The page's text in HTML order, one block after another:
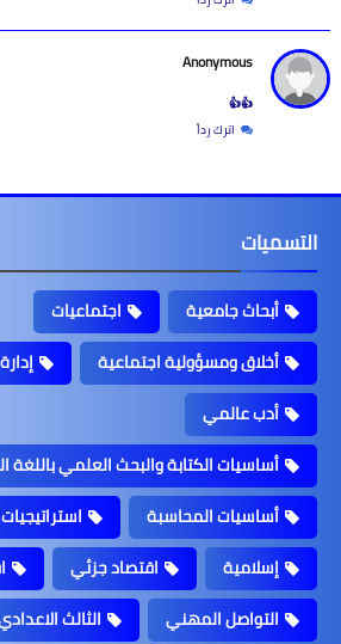
Anonymous
👍👍
اترك رداً
التسميات
أبحاث جامعية
اجتماعيات
أخلاق ومسؤولية اجتماعية
أدب عالمي
أساسيات الكتابة والبحث العلمي باللغة
أساسيات المحاسبة
إسلامية
اقتصاد جزئي
التواصل المهني
الثالث